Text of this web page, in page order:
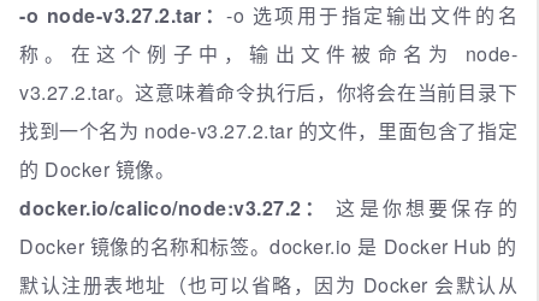
-o node-v3.27.2.tar：-o 选项用于指定输出文件的名
称。在这个例子中，输出文件被命名为 node-
v3.27.2.tar。这意味着命令执行后，你将会在当前目录下
找到一个名为 node-v3.27.2.tar 的文件，里面包含了指定
的 Docker 镜像。
docker.io/calico/node:v3.27.2：
这是你想要保存的
Docker 镜像的名称和标签。docker.io 是 Docker Hub 的
默认注册表地址（也可以省略，因为 Docker 会默认从